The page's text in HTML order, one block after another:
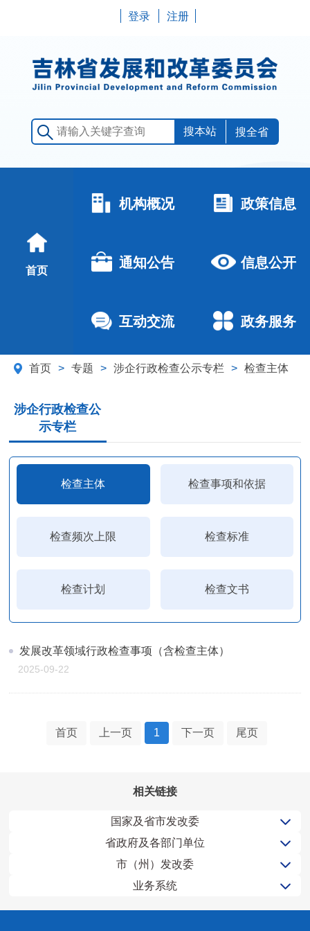
登录 注册
搜全省
首页
机构概况 政策信息
通知公告 信息公开
互动交流 政务服务
首页 > 专题 > 涉企行政检查公示专栏 > 检查主体
涉企行政检查公
示专栏
检查主体 检查事项和依据
检查频次上限 检查标准
检查计划 检查文书
发展改革领域行政检查事项（含检查主体）
2025-09-22
首页 上一页 1 下一页 尾页
相关链接
国家及省市发改委
省政府及各部门单位
市（州）发改委
业务系统